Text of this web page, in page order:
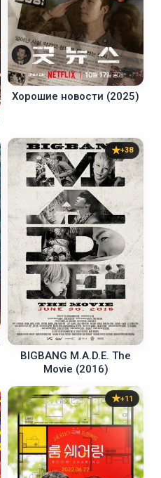
Хорошие новости (2025)
+38
BIGBANG M.A.D.E. The
Movie (2016)
+11